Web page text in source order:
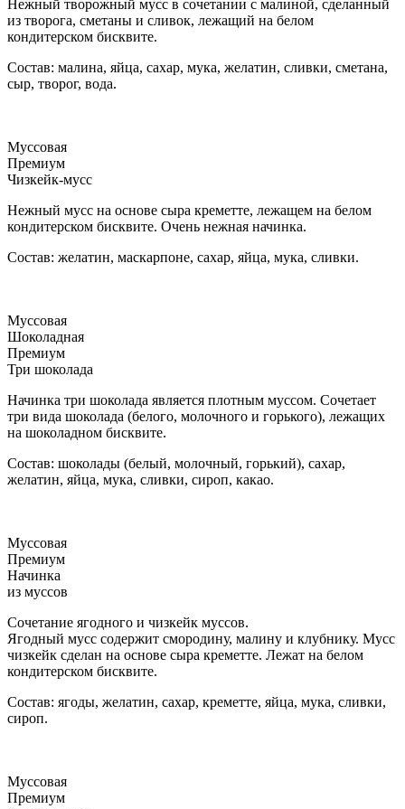
Нежный творожный мусс в сочетании с малиной, сделанный
из творога, сметаны и сливок, лежащий на белом
кондитерском бисквите.
Состав: малина, яйца, сахар, мука, желатин, сливки, сметана,
сыр, творог, вода.
Муссовая
Премиум
Чизкейк-мусс
Нежный мусс на основе сыра креметте, лежащем на белом
кондитерском бисквите. Очень нежная начинка.
Состав: желатин, маскарпоне, сахар, яйца, мука, сливки.
Муссовая
Шоколадная
Премиум
Три шоколада
Начинка три шоколада является плотным муссом. Сочетает
три вида шоколада (белого, молочного и горького), лежащих
на шоколадном бисквите.
Состав: шоколады (белый, молочный, горький), сахар,
желатин, яйца, мука, сливки, сироп, какао.
Муссовая
Премиум
Начинка
из муссов
Сочетание ягодного и чизкейк муссов.
Ягодный мусс содержит смородину, малину и клубнику. Мусс
чизкейк сделан на основе сыра креметте. Лежат на белом
кондитерском бисквите.
Состав: ягоды, желатин, сахар, креметте, яйца, мука, сливки,
сироп.
Муссовая
Премиум